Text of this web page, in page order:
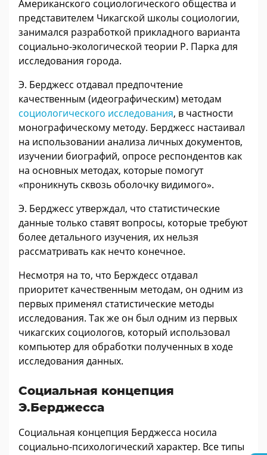
Американского социологического общества и
представителем Чикагской школы социологии,
занимался разработкой прикладного варианта
социально-экологической теории Р. Парка для
исследования города.
Э. Берджесс отдавал предпочтение
качественным (идеографическим) методам
социологического исследования, в частности
монографическому методу. Берджесс настаивал
на использовании анализа личных документов,
изучении биографий, опросе респондентов как
на основных методах, которые помогут
«проникнуть сквозь оболочку видимого».
Э. Берджесс утверждал, что статистические
данные только ставят вопросы, которые требуют
более детального изучения, их нельзя
рассматривать как нечто конечное.
Несмотря на то, что Берждесс отдавал
приоритет качественным методам, он одним из
первых применял статистические методы
исследования. Так же он был одним из первых
чикагских социологов, который использовал
компьютер для обработки полученных в ходе
исследования данных.
Социальная концепция
Э.Берджесса
Социальная концепция Берджесса носила
социально-психологический характер. Все типы